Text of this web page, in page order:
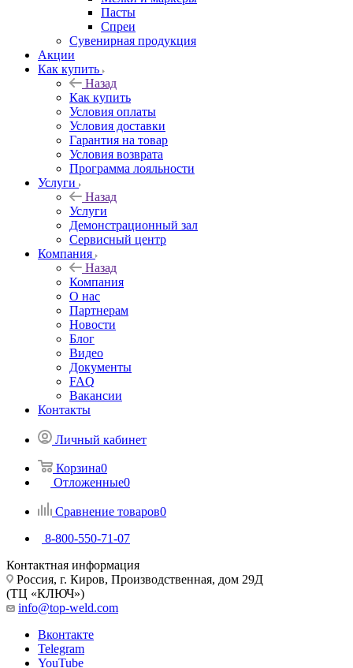
Пасты
Спреи
Сувенирная продукция
Акции
Как купить
Назад
Как купить
Условия оплаты
Условия доставки
Гарантия на товар
Условия возврата
Программа лояльности
Услуги
Назад
Услуги
Демонстрационный зал
Сервисный центр
Компания
Назад
Компания
О нас
Партнерам
Новости
Блог
Видео
Документы
FAQ
Вакансии
Контакты
Личный кабинет
Корзина0
Отложенные0
Сравнение товаров0
8-800-550-71-07
Контактная информация
Россия, г. Киров, Производственная, дом 29Д
(ТЦ «КЛЮЧ»)
info@top-weld.com
Вконтакте
Telegram
YouTube